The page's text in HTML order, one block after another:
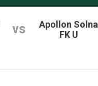
vs
Apollon Solna
FK U